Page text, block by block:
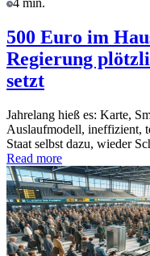
4 min.
500 Euro im
Regierung
setzt
Jahrelang hieß es: Karte,
Auslaufmodell, ineffizient,
Staat selbst dazu, wieder
Read more